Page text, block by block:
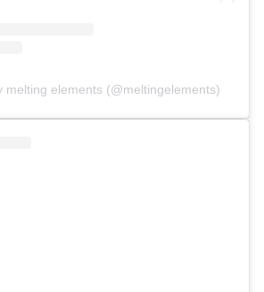
melting elements (@meltingelements)